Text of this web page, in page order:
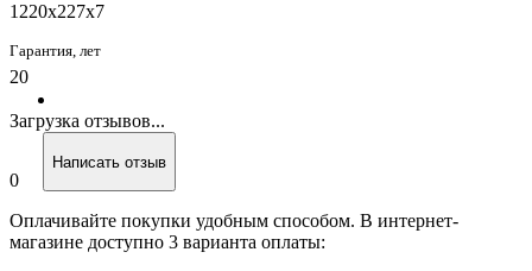
1220x227x7
Гарантия, лет
20
Загрузка отзывов...
0
Написать отзыв
Оплачивайте покупки удобным способом. В интернет-
магазине доступно 3 варианта оплаты: